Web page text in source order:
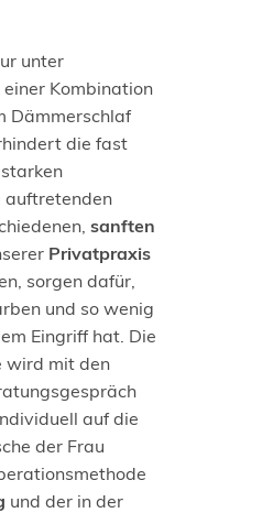
unter
Kombination
Dämmerschlaf
die fast
auftretenden
sanften
Privatpraxis
sorgen dafür,
und so wenig
Eingriff hat. Die
wird mit den
auf die
der Frau
und der in der